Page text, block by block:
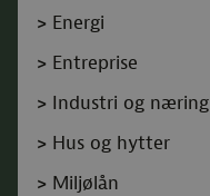
> Energi
> Entreprise
> Industri og næring
> Hus og hytter
> Miljølån